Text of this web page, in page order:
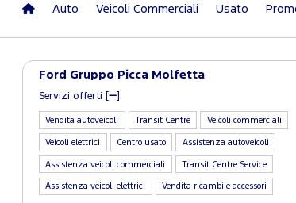
Auto Veicoli Commerciali Usato
Ford Gruppo Picca Molfetta
Servizi offerti [
Vendita autoveicoli Transit Centre Veicoli commerciali
Veicoli elettrici Centro usato Assistenza autoveicoli
Assistenza veicoli commerciali Transit Centre Service
Assistenza veicoli elettrici Vendita ricambi e accessori